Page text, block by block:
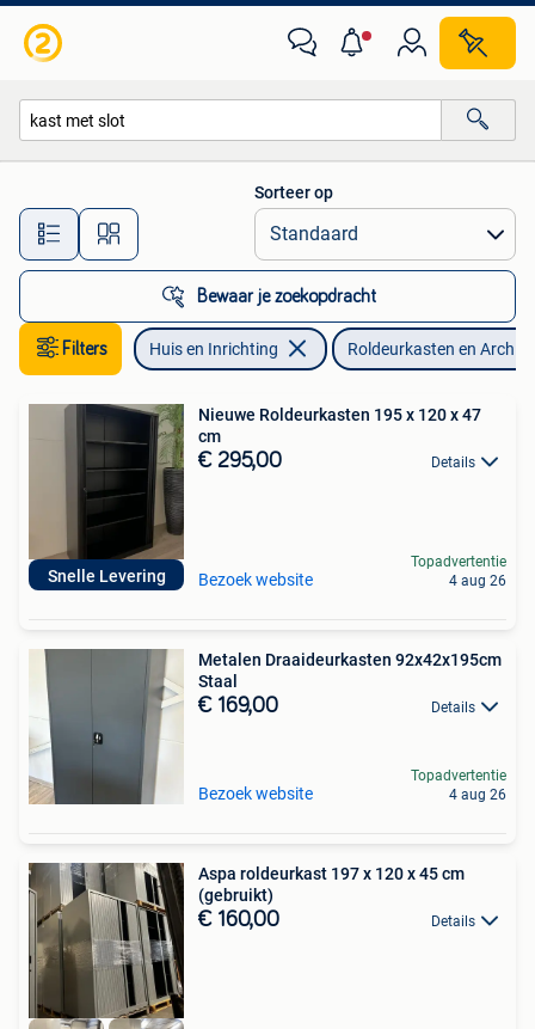
Alle afstanden…
Sorteer op
Bewaar je zoekopdracht
Filters Huis en Inrichting Roldeurkasten en
Snelle Levering
Nieuwe Roldeurkasten 195 x 120 x 47
cm
€ 295,00 Details
Bezoek website
Topadvertentie
4 aug 26
Metalen Draaideurkasten 92x42x195cm
Staal
€ 169,00 Details
Bezoek website
Topadvertentie
4 aug 26
Aspa roldeurkast 197 x 120 x 45 cm
(gebruikt)
€ 160,00 Details